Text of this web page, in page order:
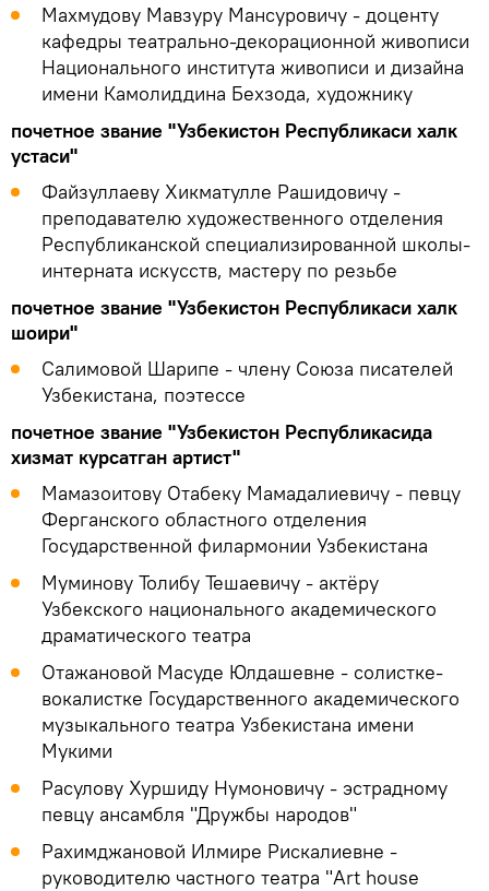
Махмудову Мавзуру Мансуровичу - доценту
кафедры театрально-декорационной живописи
Национального института живописи и дизайна
имени Камолиддина Бехзода, художнику
почетное звание "Узбекистон Республикаси халк
устаси"
Файзуллаеву Хикматулле Рашидовичу -
преподавателю художественного отделения
Республиканской специализированной школы-
интерната искусств, мастеру по резьбе
почетное звание "Узбекистон Республикаси халк
шоири"
Салимовой Шарипе - члену Союза писателей
Узбекистана, поэтессе
почетное звание "Узбекистон Республикасида
хизмат курсатган артист"
Мамазоитову Отабеку Мамадалиевичу - певцу
Ферганского областного отделения
Государственной филармонии Узбекистана
Муминову Толибу Тешаевичу - актёру
Узбекского национального академического
драматического театра
Отажановой Масуде Юлдашевне - солистке-
вокалистке Государственного академического
музыкального театра Узбекистана имени
Мукими
Расулову Хуршиду Нумоновичу - эстрадному
певцу ансамбля "Дружбы народов"
Рахимджановой Илмире Рискалиевне -
руководителю частного театра "Art house